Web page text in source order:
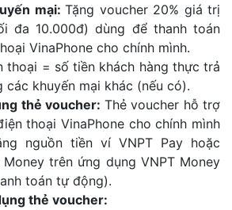
mại: Tặng voucher 20% giá trị
đa 10.000đ) dùng để thanh toán
VinaPhone cho chính mình.
thoại = số tiền khách hàng thực trả
các khuyến mại khác (nếu có).
thẻ voucher: Thẻ voucher hỗ trợ
thoại VinaPhone cho chính mình
nguồn tiền ví VNPT Pay hoặc
trên ứng dụng VNPT Money
toán tự động).
thẻ voucher: